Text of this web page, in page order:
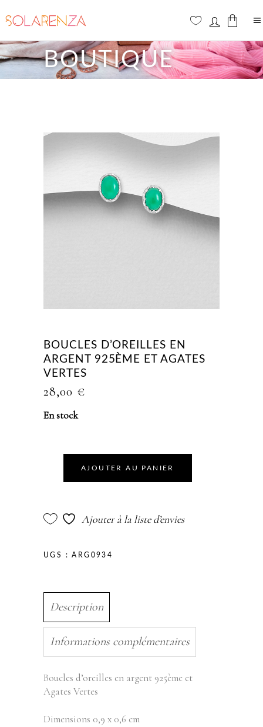
Aucun produit dans le panier
BOUTIQUE
BOUCLES D’OREILLES EN
ARGENT 925ÈME ET AGATES
VERTES
28,00 €
En stock
AJOUTER AU PANIER
Ajouter à la liste d’envies
UGS :ARG0934
Description
Informations complémentaires
Boucles d’oreilles en argent 925ème et
Agates Vertes
Dimensions 0,9 x 0,6 cm